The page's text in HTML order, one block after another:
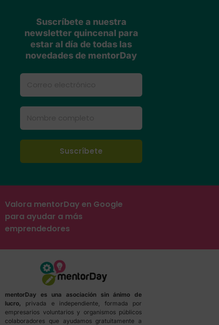
Suscríbete a nuestra
newsletter quincenal para
estar al día de todas las
novedades de mentorDay
Valora mentorDay en Google
para ayudar a más
emprendedores
mentorDay es una asociación sin ánimo de
lucro, privada e independiente, formada por
empresarios voluntarios y organismos públicos
colaboradores que ayudamos gratuitamente a